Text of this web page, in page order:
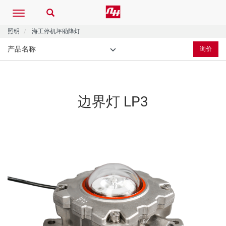
Toggle
照明 海工停机坪助降灯
产品名称 询价
边界灯 LP3